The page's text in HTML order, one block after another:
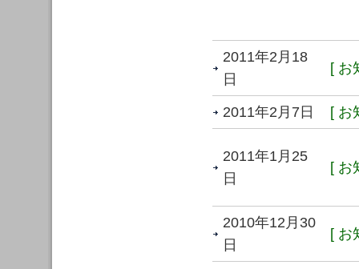
2011年2月18
日
[ お
2011年2月7日 [ お
2011年1月25
日
[ お
2010年12月30
日
[ お